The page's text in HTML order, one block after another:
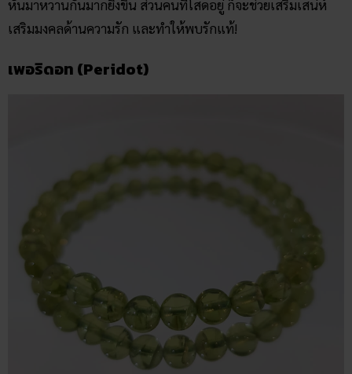
เสริมมงคลด้านความรัก และทำให้พบรักแท้!
เพอริดอท (Peridot)